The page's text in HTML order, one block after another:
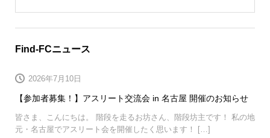
Find-FCニュース
【参加者募集！】アスリート交流会 in 名古屋 開催のお知らせ
2026年7月10日
皆さま、こんにちは。 階段を走るお坊さん、階段坊主です！ 私の地
元・名古屋でアスリート会を開催したく思います！ […]